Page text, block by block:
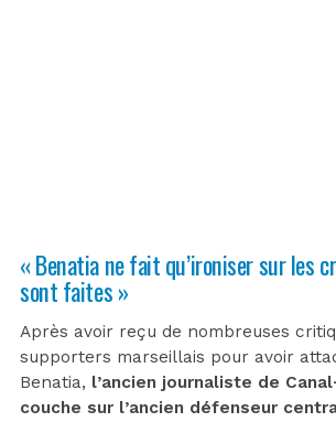
« Benatia ne fait qu’ironiser sur les
sont faites »
Après avoir reçu de nombreuses
supporters marseillais pour avoir
Benatia, l’ancien journaliste de
couche sur l’ancien défenseur